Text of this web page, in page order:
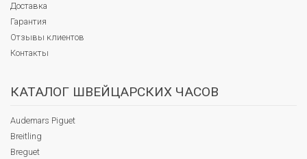
Доставка
Гарантия
Отзывы клиентов
Контакты
КАТАЛОГ ШВЕЙЦАРСКИХ ЧАСОВ
Audemars Piguet
Breitling
Breguet